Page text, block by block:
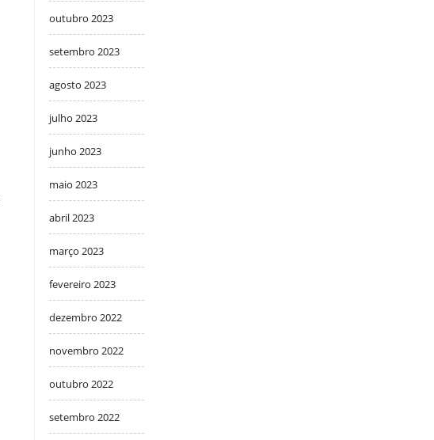
outubro 2023
setembro 2023
agosto 2023
julho 2023
junho 2023
maio 2023
abril 2023
março 2023
fevereiro 2023
dezembro 2022
novembro 2022
outubro 2022
setembro 2022